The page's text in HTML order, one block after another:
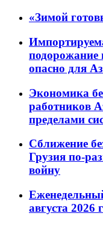
«Зимой
подорожание
опасно для
Экономика
работников
пределами
Сближение
Грузия по-
войну
августа 2026